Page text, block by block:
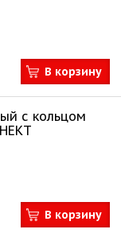
В корзину
с кольцом
В корзину